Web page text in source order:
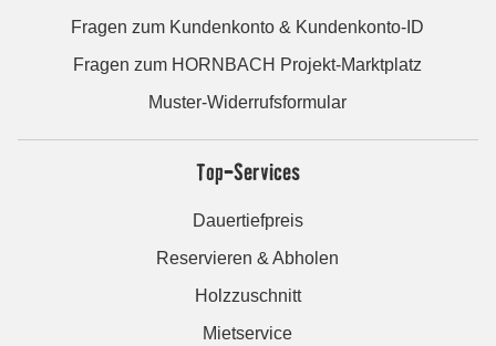
Fragen zum Kundenkonto & Kundenkonto-ID
Fragen zum HORNBACH Projekt-Marktplatz
Muster-Widerrufsformular
Top-Services
Dauertiefpreis
Reservieren & Abholen
Holzzuschnitt
Mietservice